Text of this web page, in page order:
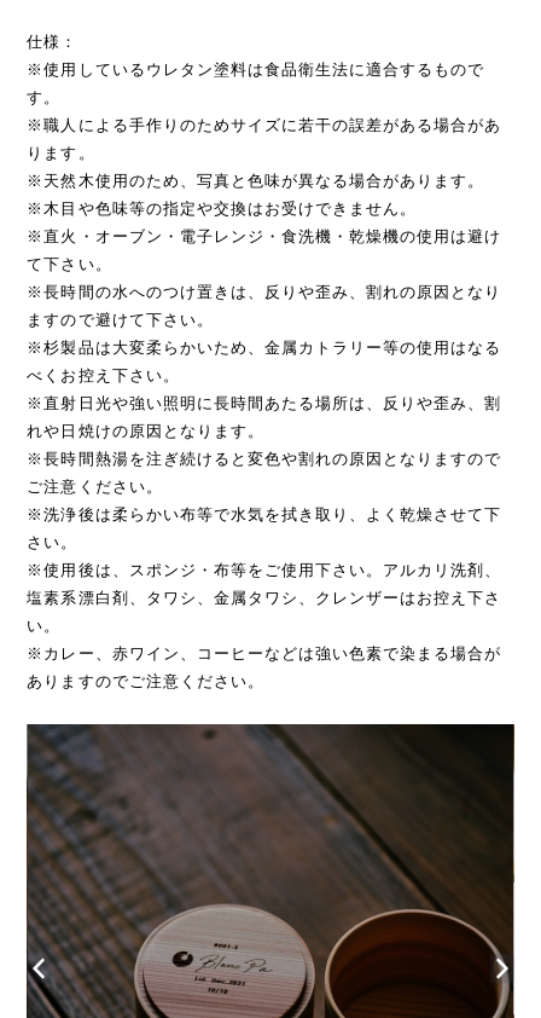
仕様：
※使用しているウレタン塗料は食品衛生法に適合するもので
す。
※職人による手作りのためサイズに若干の誤差がある場合があ
ります。
※天然木使用のため、写真と色味が異なる場合があります。
※木目や色味等の指定や交換はお受けできません。
※直火・オーブン・電子レンジ・食洗機・乾燥機の使用は避け
て下さい。
※長時間の水へのつけ置きは、反りや歪み、割れの原因となり
ますので避けて下さい。
※杉製品は大変柔らかいため、金属カトラリー等の使用はなる
べくお控え下さい。
※直射日光や強い照明に長時間あたる場所は、反りや歪み、割
れや日焼けの原因となります。
※長時間熱湯を注ぎ続けると変色や割れの原因となりますので
ご注意ください。
※洗浄後は柔らかい布等で水気を拭き取り、よく乾燥させて下
さい。
※使用後は、スポンジ・布等をご使用下さい。アルカリ洗剤、
塩素系漂白剤、タワシ、金属タワシ、クレンザーはお控え下さ
い。
※カレー、赤ワイン、コーヒーなどは強い色素で染まる場合が
ありますのでご注意ください。